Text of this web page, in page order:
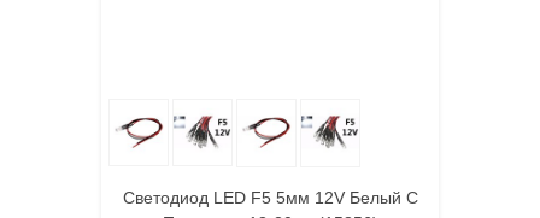
Светодиод LED F5 5мм 12V Белый С